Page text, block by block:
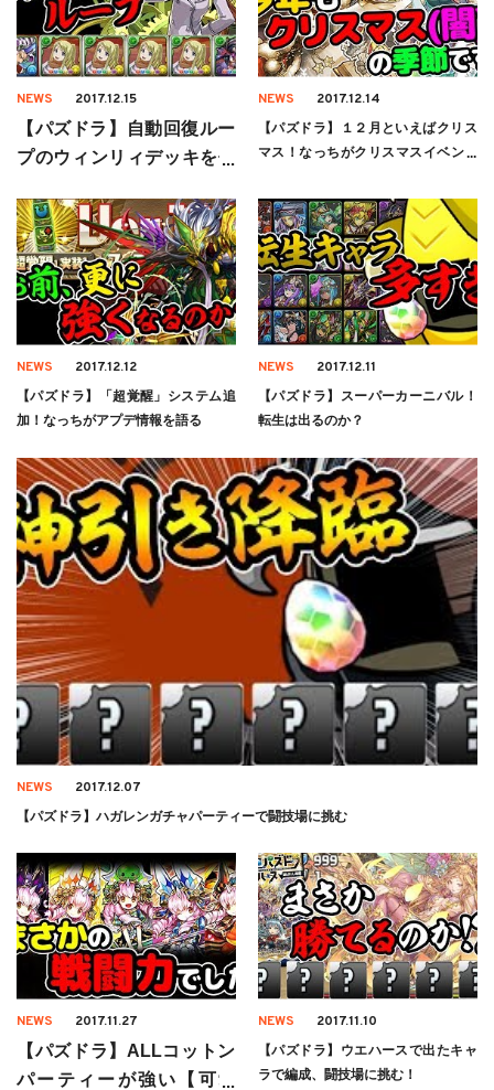
NEWS 2017.12.15
【パズドラ】自動回復ルー
プのウィンリィデッキを使
NEWS 2017.12.14
【パズドラ】１２月といえばクリス
マス！なっちがクリスマスイベント
NEWS 2017.12.12
【パズドラ】「超覚醒」システム追
加！なっちがアプデ情報を語る
NEWS 2017.12.11
【パズドラ】スーパーカーニバル！
転生は出るのか？
NEWS 2017.12.07
【パズドラ】ハガレンガチャパーティーで闘技場に挑む
NEWS 2017.11.27
【パズドラ】ALLコットン
パーティーが強い【可愛
NEWS 2017.11.10
【パズドラ】ウエハースで出たキャ
ラで編成、闘技場に挑む！